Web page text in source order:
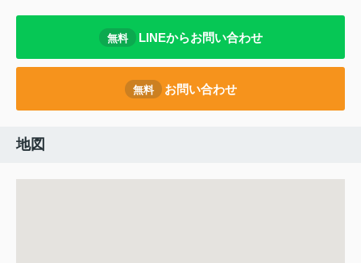
無料 LINEからお問い合わせ
無料 お問い合わせ
地図